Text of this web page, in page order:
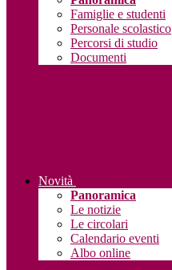
Famiglie e studenti
Personale scolastico
Percorsi di studio
Documenti
Novità
Panoramica
Le notizie
Le circolari
Calendario eventi
Albo online